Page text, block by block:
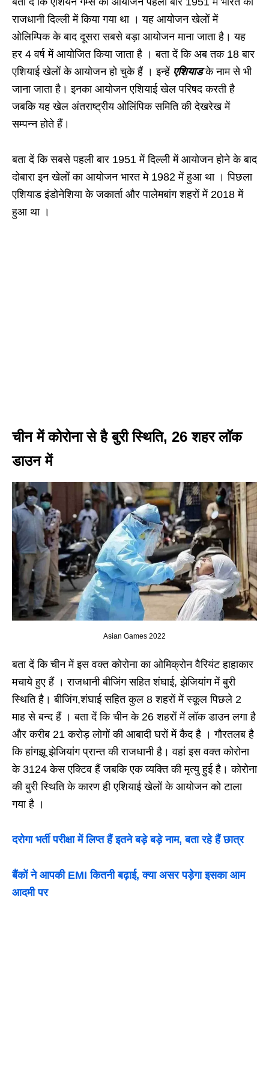
राजधानी दिल्ली में किया गया था । यह आयोजन खेलों में
ओलिम्पिक के बाद दूसरा सबसे बड़ा आयोजन माना जाता है। यह
हर 4 वर्ष में आयोजित किया जाता है । बता दें कि अब तक 18 बार
एशियाई खेलों के आयोजन हो चुके हैं । इन्हें एशियाडके नाम से भी
जाना जाता है। इनका आयोजन एशियाई खेल परिषद करती है
जबकि यह खेल अंतराष्ट्रीय ओलिंपिक समिति की देखरेख में
सम्पन्न होते हैं।
बता दें कि सबसे पहली बार 1951 में दिल्ली में आयोजन होने के बाद
दोबारा इन खेलों का आयोजन भारत मे 1982 में हुआ था । पिछला
एशियाड इंडोनेशिया के जकार्ता और पालेमबांग शहरों में 2018 में
हुआ था ।
चीन में कोरोना से है बुरी स्थिति, 26 शहर लॉक
डाउन में
Asian Games 2022
बता दें कि चीन में इस वक्त कोरोना का ओमिक्रोन वैरियंट हाहाकार
मचाये हुए हैं । राजधानी बीजिंग सहित शंघाई, झेजियांग में बुरी
स्थिति है। बीजिंग,शंघाई सहित कुल 8 शहरों में स्कूल पिछले 2
माह से बन्द हैं । बता दें कि चीन के 26 शहरों में लॉक डाउन लगा है
और करीब 21 करोड़ लोगों की आबादी घरों में कैद है । गौरतलब है
कि हांगझू झेजियांग प्रान्त की राजधानी है। वहां इस वक्त कोरोना
के 3124 केस एक्टिव हैं जबकि एक व्यक्ति की मृत्यु हुई है। कोरोना
की बुरी स्थिति के कारण ही एशियाई खेलों के आयोजन को टाला
गया है ।
दरोगा भर्ती परीक्षा में लिप्त हैं इतने बड़े बड़े नाम, बता रहे हैं छात्र
बैंकों ने आपकी EMI कितनी बढ़ाई, क्या असर पड़ेगा इसका आम
आदमी पर